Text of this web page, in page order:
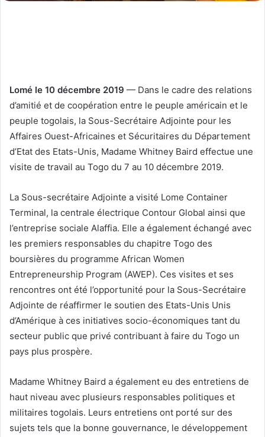
Lomé le 10 décembre 2019 — Dans le cadre des relations
d’amitié et de coopération entre le peuple américain et le
peuple togolais, la Sous-Secrétaire Adjointe pour les
Affaires Ouest-Africaines et Sécuritaires du Département
d’Etat des Etats-Unis, Madame Whitney Baird effectue une
visite de travail au Togo du 7 au 10 décembre 2019.
La Sous-secrétaire Adjointe a visité Lome Container
Terminal, la centrale électrique Contour Global ainsi que
l’entreprise sociale Alaffia. Elle a également échangé avec
les premiers responsables du chapitre Togo des
boursières du programme African Women
Entrepreneurship Program (AWEP). Ces visites et ses
rencontres ont été l’opportunité pour la Sous-Secrétaire
Adjointe de réaffirmer le soutien des Etats-Unis Unis
d’Amérique à ces initiatives socio-économiques tant du
secteur public que privé contribuant à faire du Togo un
pays plus prospère.
Madame Whitney Baird a également eu des entretiens de
haut niveau avec plusieurs responsables politiques et
militaires togolais. Leurs entretiens ont porté sur des
sujets tels que la bonne gouvernance, le développement